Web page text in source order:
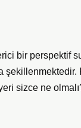
bir perspektif
sizce ne